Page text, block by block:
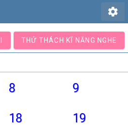
settings
THỬ THÁCH KĨ NĂNG NGHE
8 9
18 19